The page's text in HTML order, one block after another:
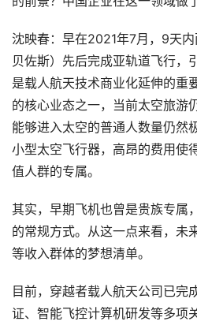
沈映春：早在2021年7月，9天
贝佐斯）先后完成亚轨道飞行，
是载人航天技术商业化延伸的重
的核心业态之一，当前太空旅游
能够进入太空的普通人数量仍然
小型太空飞行器，高昂的费用使
值人群的专属。
其实，早期飞机也曾是贵族专属
的常规方式。从这一点来看，未
等收入群体的梦想清单。
目前，穿越者载人航天公司已完
证、智能飞控计算机研发等多项